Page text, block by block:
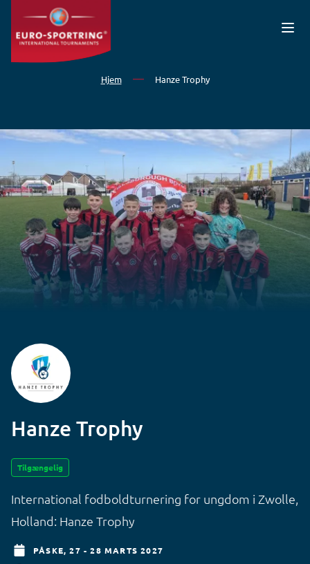
Gå til hovedindhold
Hjem Hanze Trophy
Hanze Trophy
Tilgængelig
International fodboldturnering for ungdom i Zwolle,
Holland: Hanze Trophy
PÅSKE,27 - 28 MARTS 2027